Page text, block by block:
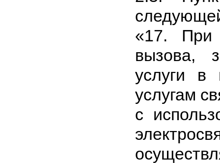
«17. При
вызова,
услуги в
услугам
с